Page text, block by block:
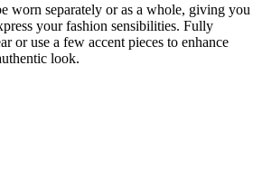
worn separately or as a whole, giving you
your fashion sensibilities. Fully
or use a few accent pieces to enhance
look.